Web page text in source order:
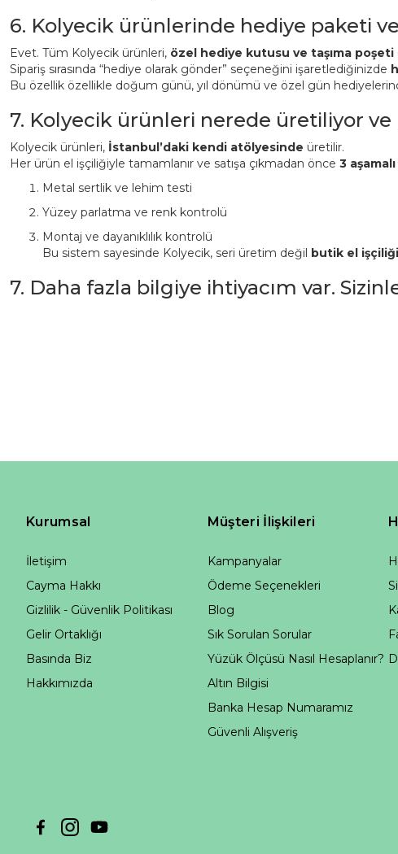
6. Kolyecik ürünlerinde hediye paketi
Evet. Tüm Kolyecik ürünleri, özel hediye kutusu ve taşıma poşeti
Sipariş sırasında “hediye olarak gönder” seçeneğini işaretlediğinizde
Bu özellik özellikle doğum günü, yıl dönümü ve özel gün
7. Kolyecik ürünleri nerede üretiliyor ve
Kolyecik ürünleri, İstanbul’daki kendi atölyesinde üretilir.
Her ürün el işçiliğiyle tamamlanır ve satışa çıkmadan önce 3
Metal sertlik ve lehim testi
Yüzey parlatma ve renk kontrolü
Montaj ve dayanıklılık kontrolü
Bu sistem sayesinde Kolyecik, seri üretim değil butik el işçiliği
7. Daha fazla bilgiye ihtiyacım var.
Kurumsal
İletişim
Cayma Hakkı
Gizlilik - Güvenlik Politikası
Gelir Ortaklığı
Basında Biz
Hakkımızda
Müşteri İlişkileri
Kampanyalar
Ödeme Seçenekleri
Blog
Sık Sorulan Sorular
Yüzük Ölçüsü Nasıl Hesaplanır?
Altın Bilgisi
Banka Hesap Numaramız
Güvenli Alışveriş